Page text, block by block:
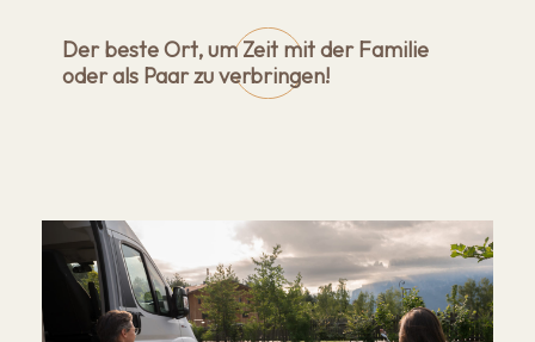
Der beste Ort, um Zeit mit der Familie
oder als Paar zu verbringen!